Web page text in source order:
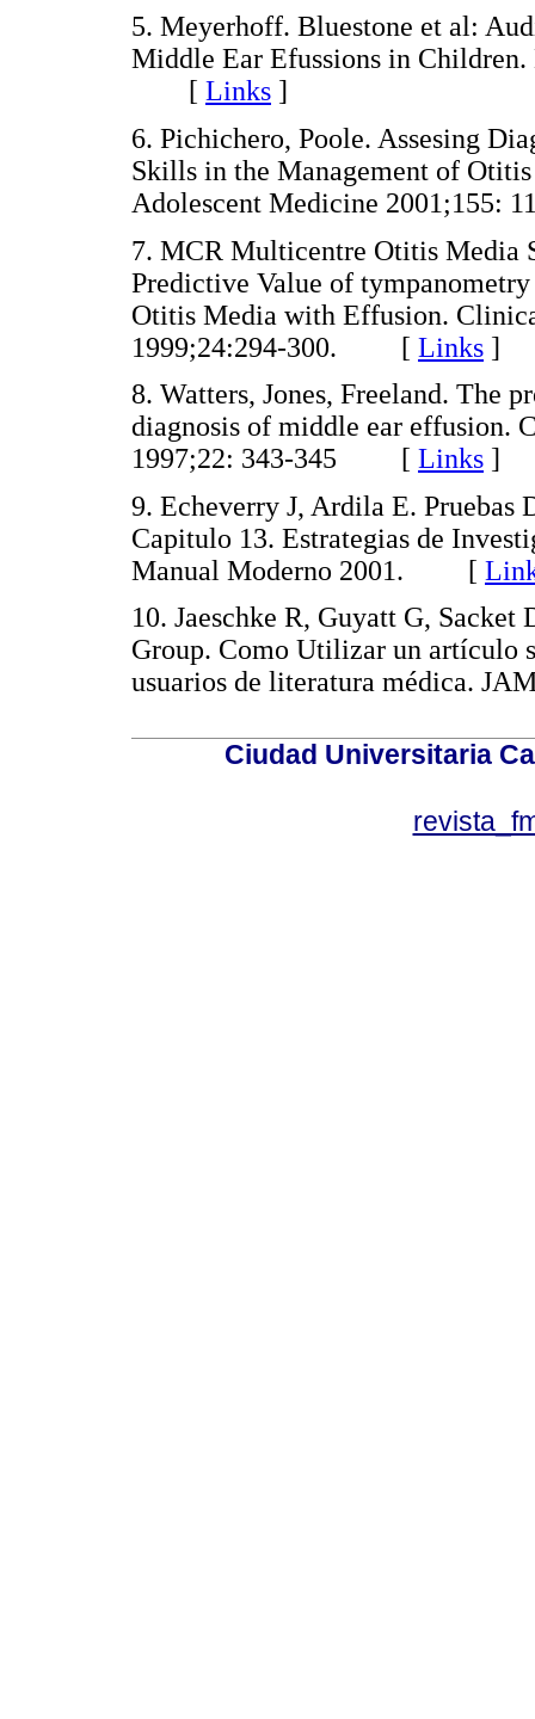
5. Meyerhoff. Bluestone et al:
Middle Ear Efussions in
[ Links ]
6. Pichichero, Poole. Assesing
Skills in the Management of
Adolescent Medicine
7. MCR Multicentre Otitis Media
Predictive Value of
Otitis Media with Effusion.
1999;24:294-300. [ Links ]
8. Watters, Jones, Freeland. The
diagnosis of middle ear effusion.
1997;22: 343-345 [ Links ]
9. Echeverry J, Ardila E. Pruebas
Capitulo 13. Estrategias de
Manual Moderno 2001. [
10. Jaeschke R, Guyatt G,
Group. Como Utilizar un artículo
usuarios de literatura médica.
Ciudad Universitaria